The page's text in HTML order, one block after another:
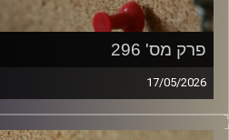
פרק מס' 296
17/05/2026
קלאסיקות רוק עם אורן הוף.